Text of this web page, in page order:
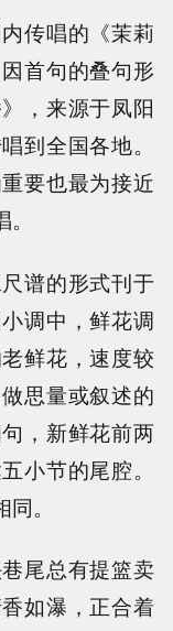
传唱的《茉莉
首句的叠句形
，来源于凤阳
到全国各地。
要也最为接近
谱的形式刊于
调中，鲜花调
鲜花，速度较
思量或叙述的
，新鲜花前两
小节的尾腔。
。
尾总有提篮卖
如瀑，正合着